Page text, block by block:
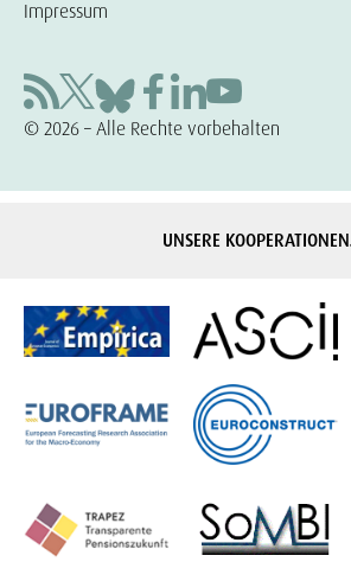
Impressum
© 2026 – Alle Rechte vorbehalten
UNSERE KOOPERATIONEN